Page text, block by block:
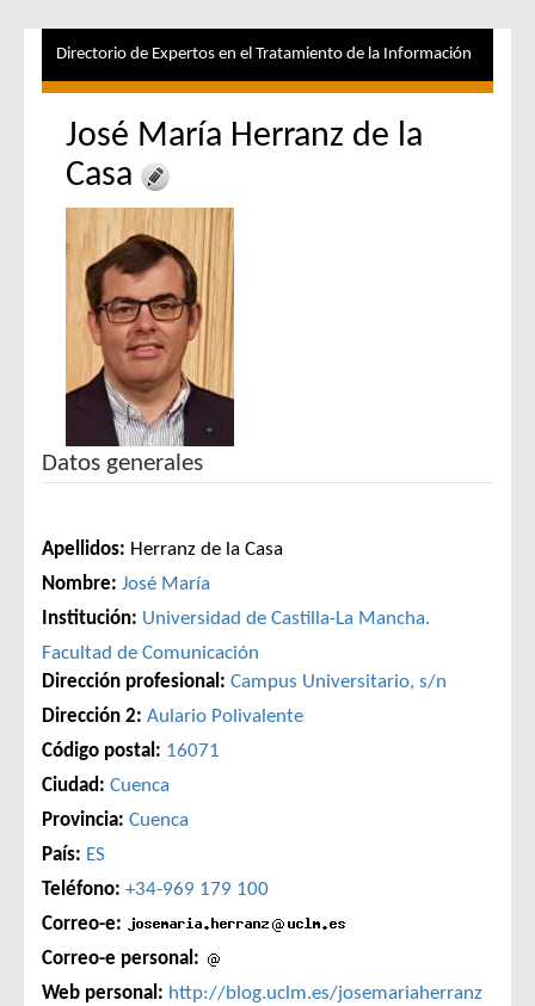
Directorio de Expertos en el Tratamiento de la Información
José María Herranz de la
Casa
Datos generales
Apellidos: Herranz de la Casa
Nombre: José María
Institución: Universidad de Castilla-La Mancha.
Facultad de Comunicación
Dirección profesional: Campus Universitario, s/n
Dirección 2: Aulario Polivalente
Código postal: 16071
Ciudad: Cuenca
Provincia: Cuenca
País: ES
Teléfono: +34-969 179 100
Correo-e:
Correo-e personal:
Web personal: http://blog.uclm.es/josemariaherranz